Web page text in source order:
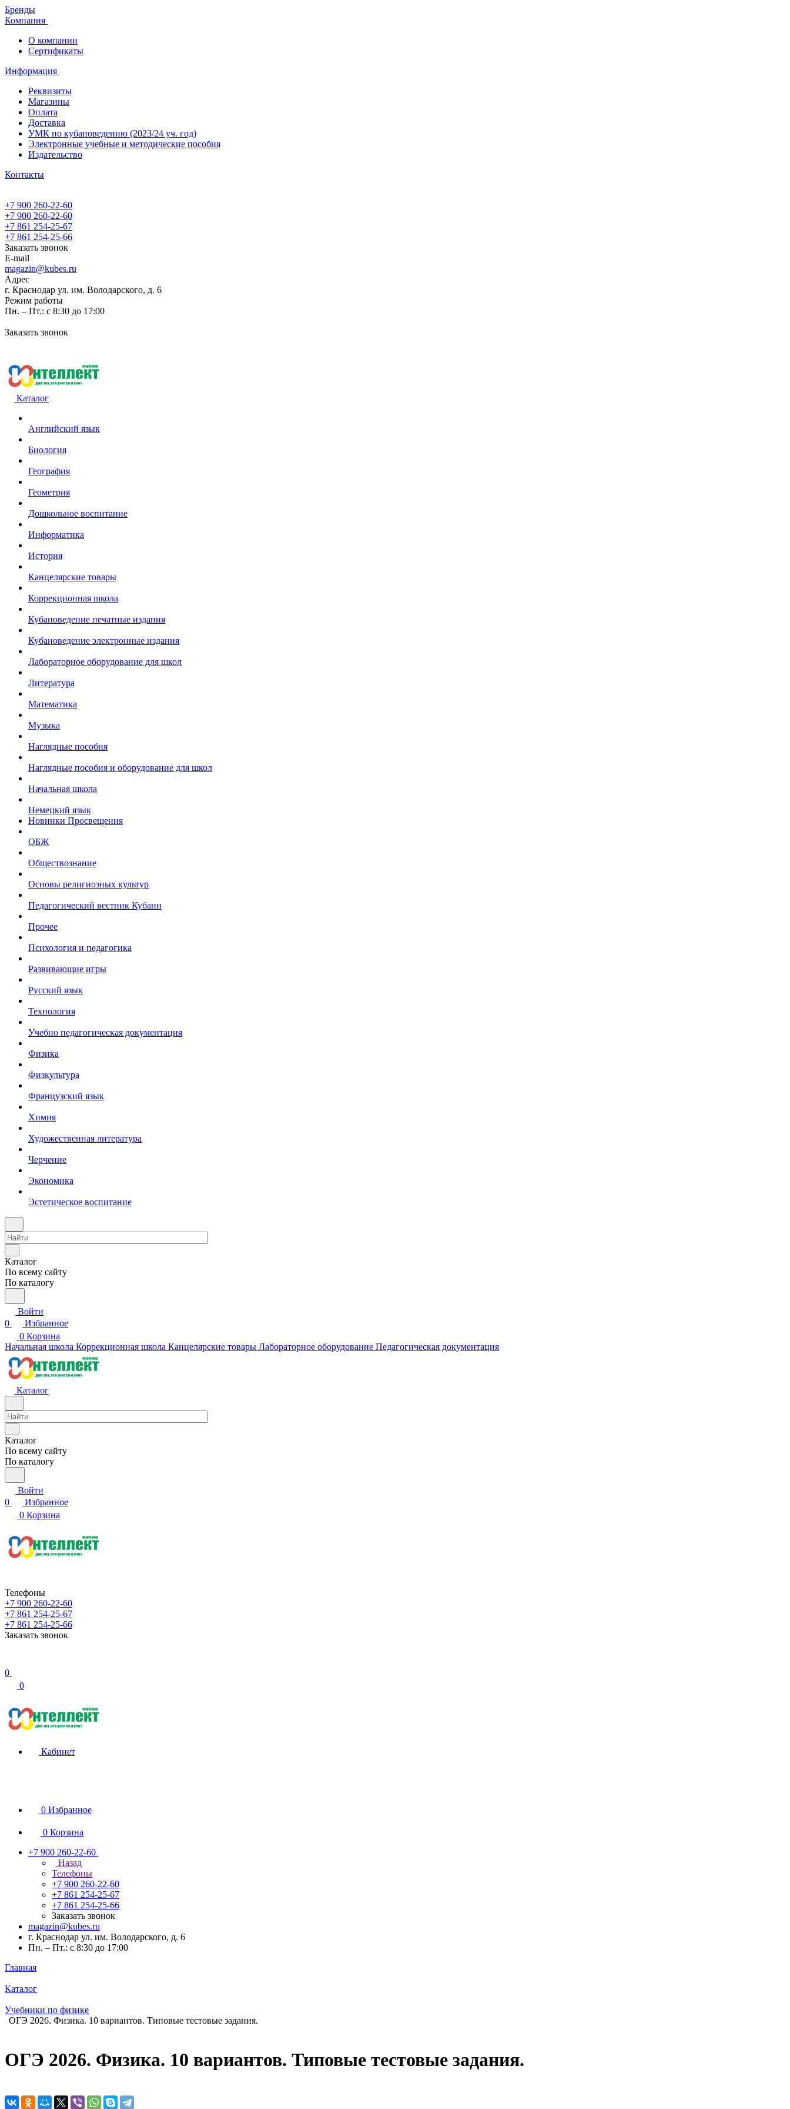
Бренды
Компания
О компании
Сертификаты
Информация
Реквизиты
Магазины
Oплата
Доставка
УМК по кубановедению (2023/24 уч. год)
Электронные учебные и методические пособия
Издательство
Контакты
+7 900 260-22-60
+7 900 260-22-60
+7 861 254-25-67
+7 861 254-25-66
Заказать звонок
E-mail
magazin@kubes.ru
Адрес
г. Краснодар ул. им. Володарского, д. 6
Режим работы
Пн. – Пт.: с 8:30 до 17:00
Заказать звонок
Каталог
Английский язык
Биология
География
Геометрия
Дошкольное воспитание
Информатика
История
Канцелярские товары
Коррекционная школа
Кубановедение печатные издания
Кубановедение электронные издания
Лабораторное оборудование для школ
Литература
Математика
Музыка
Наглядные пособия
Наглядные пособия и оборудование для школ
Начальная школа
Немецкий язык
Новинки Просвещения
ОБЖ
Обществознание
Основы религиозных культур
Педагогический вестник Кубани
Прочее
Психология и педагогика
Развивающие игры
Русский язык
Технология
Учебно педагогическая документация
Физика
Физкультура
Французский язык
Химия
Художественная литература
Черчение
Экономика
Эстетическое воспитание
Каталог
По всему сайту
По каталогу
Войти
0
Избранное
0 Корзина
Начальная школа Коррекционная школа Канцелярские товары Лабораторное оборудование Педагогическая документация
Каталог
Каталог
По всему сайту
По каталогу
Войти
0
Избранное
0 Корзина
Телефоны
+7 900 260-22-60
+7 861 254-25-67
+7 861 254-25-66
Заказать звонок
0
0
Кабинет
0 Избранное
0 Корзина
+7 900 260-22-60
Назад
Телефоны
+7 900 260-22-60
+7 861 254-25-67
+7 861 254-25-66
Заказать звонок
magazin@kubes.ru
г. Краснодар ул. им. Володарского, д. 6
Пн. – Пт.: с 8:30 до 17:00
Главная
Каталог
Учебники по физике
ОГЭ 2026. Физика. 10 вариантов. Типовые тестовые задания.
ОГЭ 2026. Физика. 10 вариантов. Типовые тестовые задания.